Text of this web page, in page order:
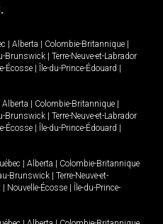
Alberta Colombie-Britannique
Brunswick
Terre-Neuve-et-Labrador
Écosse Île-du-Prince-Édouard
Alberta Colombie-Britannique
Brunswick
Terre-Neuve-et-Labrador
Écosse Île-du-Prince-Édouard
Alberta
Colombie-Britannique
Brunswick
Terre-Neuve-et-
Nouvelle-Écosse
Île-du-Prince-